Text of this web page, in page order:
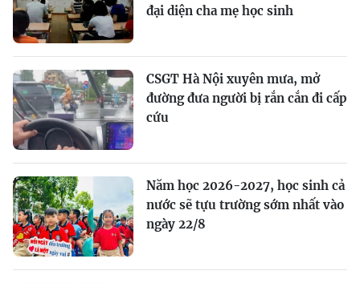
đại diện cha mẹ học sinh
CSGT Hà Nội xuyên mưa, mở
đường đưa người bị rắn cắn đi cấp
cứu
Năm học 2026-2027, học sinh cả
nước sẽ tựu trường sớm nhất vào
ngày 22/8